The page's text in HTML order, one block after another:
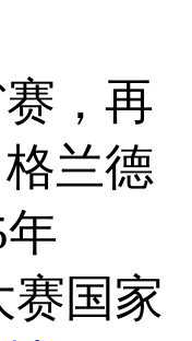
，再
兰德
赛国家